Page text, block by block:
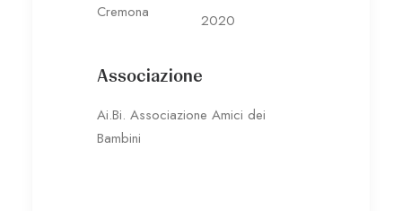
Cremona
2020
Associazione
Ai.Bi. Associazione Amici dei
Bambini